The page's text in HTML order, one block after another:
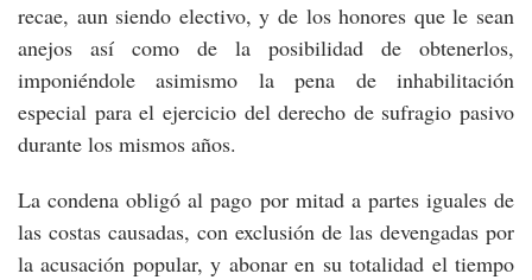
recae, aun siendo electivo, y de los honores que le sean
anejos así como de la posibilidad de obtenerlos,
imponiéndole asimismo la pena de inhabilitación
especial para el ejercicio del derecho de sufragio pasivo
durante los mismos años.
La condena obligó al pago por mitad a partes iguales de
las costas causadas, con exclusión de las devengadas por
la acusación popular, y abonar en su totalidad el tiempo